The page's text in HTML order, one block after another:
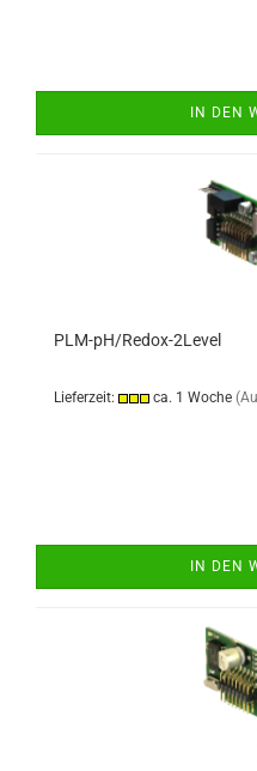
IN DEN
PLM-pH/Redox-2Level
Lieferzeit: ca. 1 Woche
IN DEN